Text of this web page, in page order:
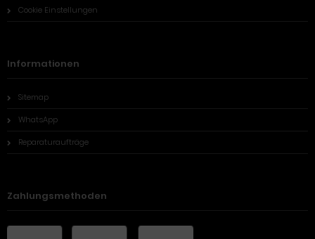
Cookie Einstellungen
Informationen
Sitemap
WhatsApp
Reparaturaufträge
Zahlungsmethoden